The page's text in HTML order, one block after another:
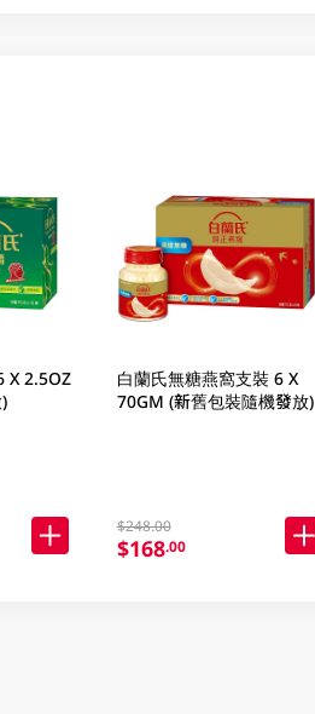
X 2.5OZ
白蘭氏無糖燕窩支裝 6 X
70GM (新舊包裝隨機發放)
$248.00
$168.00